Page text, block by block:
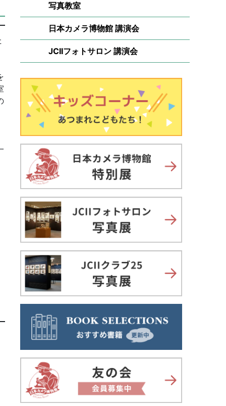
写真教室
日本カメラ博物館 講演会
JCIIフォトサロン 講演会